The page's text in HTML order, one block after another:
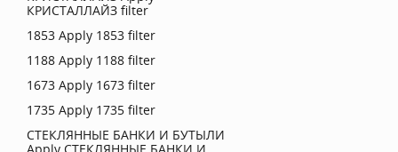
КРИСТАЛЛАЙЗ filter
1853 Apply 1853 filter
1188 Apply 1188 filter
1673 Apply 1673 filter
1735 Apply 1735 filter
СТЕКЛЯННЫЕ БАНКИ И БУТЫЛИ